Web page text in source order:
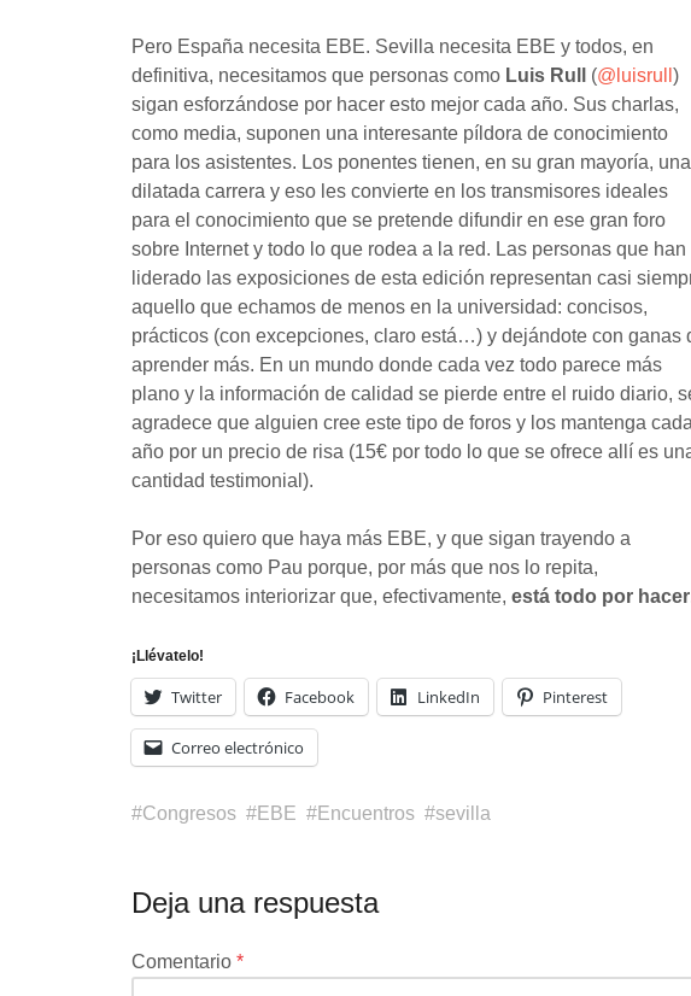
Pero España necesita EBE. Sevilla necesita EBE y todos, en
definitiva, necesitamos que personas como Luis Rull (@luisrull )
sigan esforzándose por hacer esto mejor cada año. Sus charlas,
como media, suponen una interesante píldora de conocimiento
para los asistentes. Los ponentes tienen, en su gran mayoría, una
dilatada carrera y eso les convierte en los transmisores ideales
para el conocimiento que se pretende difundir en ese gran foro
sobre Internet y todo lo que rodea a la red. Las personas que han
liderado las exposiciones de esta edición representan casi
aquello que echamos de menos en la universidad: concisos,
prácticos (con excepciones, claro está…) y dejándote con ganas
aprender más. En un mundo donde cada vez todo parece más
plano y la información de calidad se pierde entre el ruido diario,
agradece que alguien cree este tipo de foros y los mantenga cada
año por un precio de risa (15€ por todo lo que se ofrece allí es
cantidad testimonial).
Por eso quiero que haya más EBE, y que sigan trayendo a
personas como Pau porque, por más que nos lo repita,
necesitamos interiorizar que, efectivamente, está todo por hacer
¡Llévatelo!
Twitter Facebook LinkedIn Pinterest
Correo electrónico
Congresos EBE Encuentros sevilla
Deja una respuesta
Tu
Comentario *